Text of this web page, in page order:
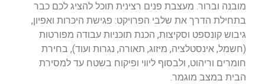
מובנה וברור. מעצבת פנים רצינית תוכל להציג לכם כבר
בתחילת הדרך את שלבי הפרויקט: פגישת היכרות ואפיון,
גיבוש קונספט וסקיצות, הכנת תוכניות עבודה מפורטות
(חשמל, אינסטלציה, מיזוג, תאורה, נגרות ועוד), בחירת
חומרים וריהוט, ולבסוף ליווי ופיקוח בשטח עד למסירת
הבית במצב מוגמר.